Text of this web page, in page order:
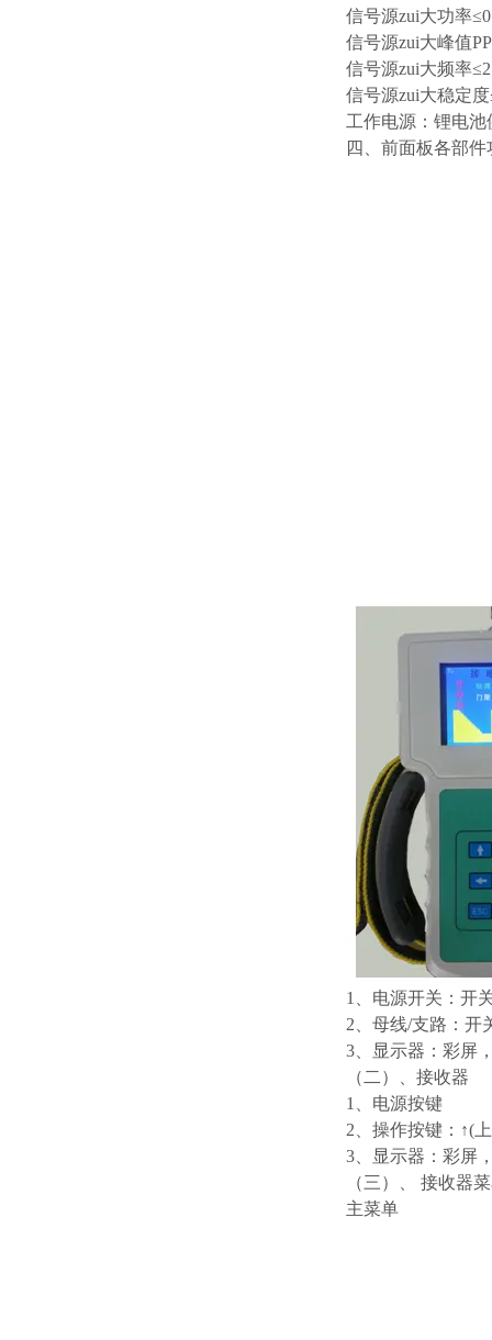
信号源zui大功率
信号源zui大峰值
信号源zui大频率
信号源zui大稳定度
工作电源：锂电
四、前面板各部
1、电源开关：开
2、母线/支路：开
3、显示器：彩屏
（二）、
1、电源按键
2、操作按键：↑(
3、显示器：彩屏
（三）、 接收器
主菜单